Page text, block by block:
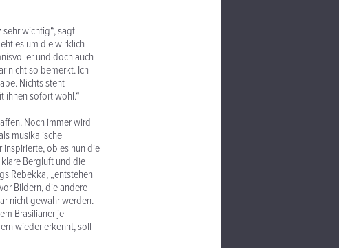
sehr wichtig“, sagt
es um die wirklich
und doch auch
nicht so bemerkt. Ich
Nichts steht
ihnen sofort wohl.“
Noch immer wird
musikalische
inspirierte, ob es nun die
Bergluft und die
Rebekka, „entstehen
Bildern, die andere
nicht gewahr werden.
Brasilianer je
wieder erkennt, soll